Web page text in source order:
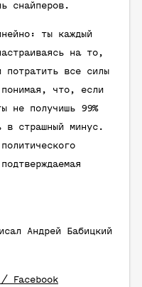
снайперов.
ты каждый
на то,
потратить все силы
понимая, что, если
не получишь 99%
в страшный минус.
Андрей Бабицкий
/ Facebook